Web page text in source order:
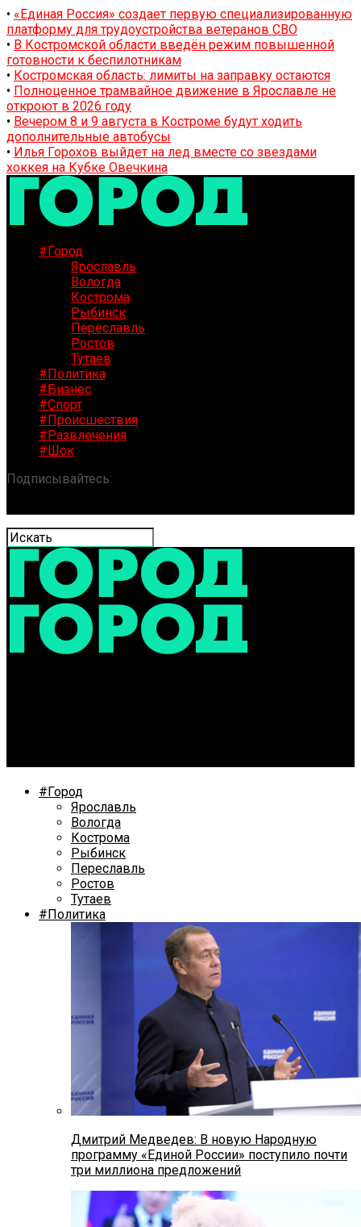
• «Единая Россия» создает первую специализированную
платформу для трудоустройства ветеранов СВО
• В Костромской области введён режим повышенной
готовности к беспилотникам
• Костромская область: лимиты на заправку остаются
• Полноценное трамвайное движение в Ярославле не
откроют в 2026 году
• Вечером 8 и 9 августа в Костроме будут ходить
дополнительные автобусы
• Илья Горохов выйдет на лед вместе со звездами
хоккея на Кубке Овечкина
#Город
Ярославль
Вологда
Кострома
Рыбинск
Переславль
Ростов
Тутаев
#Политика
#Бизнес
#Спорт
#Происшествия
#Развлечения
#Шок
Подписывайтесь:
#Город
Ярославль
Вологда
Кострома
Рыбинск
Переславль
Ростов
Тутаев
#Политика
Дмитрий Медведев: В новую Народную
программу «Единой России» поступило почти
три миллиона предложений